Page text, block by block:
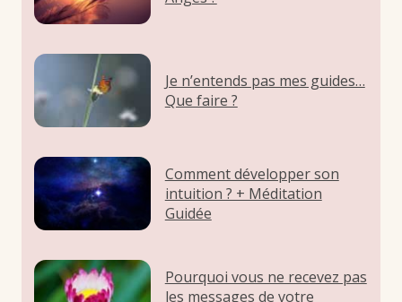
Je n’entends pas mes guides…
Que faire ?
Comment développer son
intuition ? + Méditation
Guidée
Pourquoi vous ne recevez pas
les messages de votre